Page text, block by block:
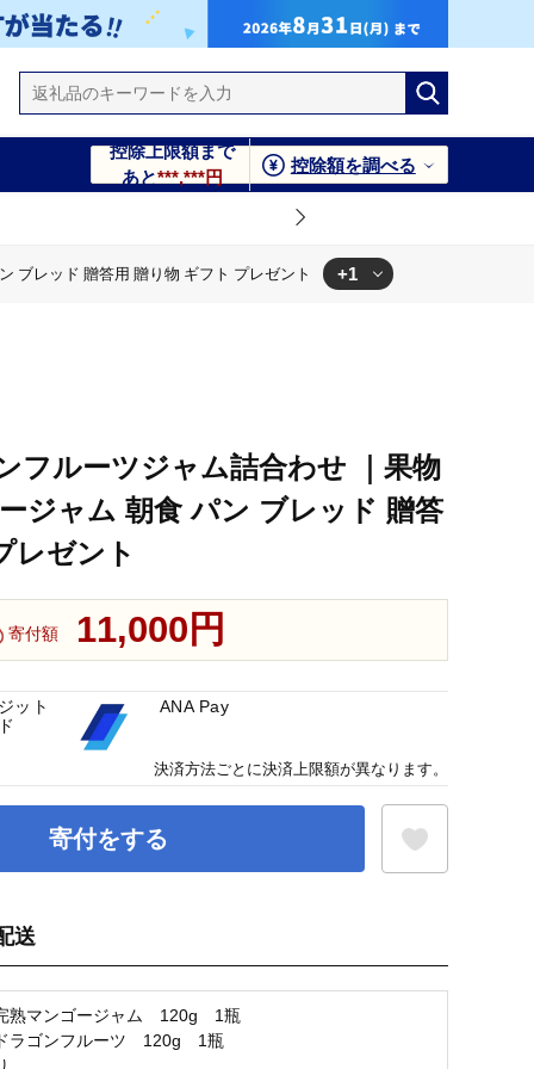
控除上限額まで
あと***,***円
控除額を調べる
ブレッド 贈答用 贈り物 ギフト プレゼント +1
フルーツジャム詰合わせ ｜果物
ジャム 朝食 パン ブレッド 贈答
レゼント
寄付額 11,000円
寄付をする
送
熟マンゴージャム 120g 1瓶
ラゴンフルーツ 120g 1瓶
ット
ANA Pay
決済方法ごとに決済上限額が異なります。